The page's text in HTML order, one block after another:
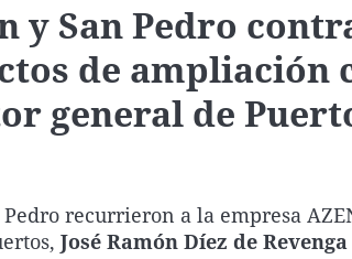
y San Pedro
de ampliación
general de
recurrieron a la empresa
José Ramón Díez de Revenga